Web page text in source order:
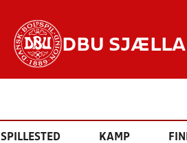
DBU
SPILLESTED KAMP